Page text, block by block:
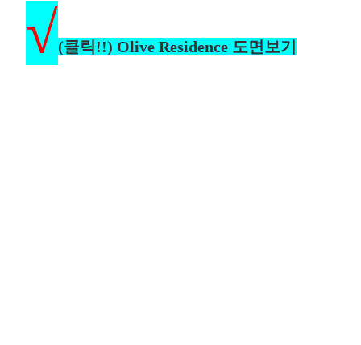
√(클릭!!) Olive Residence 도면보기